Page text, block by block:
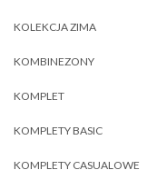
KOLEKCJA ZIMA
KOMBINEZONY
KOMPLET
KOMPLETY BASIC
KOMPLETY CASUALOWE